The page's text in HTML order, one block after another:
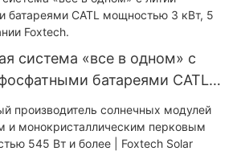
от
система «все в одном» с
батареями CATL
5 кВт, 10 кВт. О компании